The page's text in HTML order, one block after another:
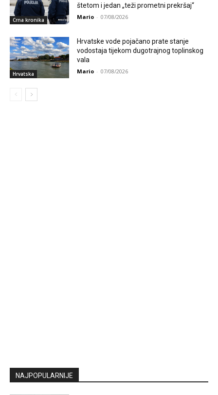
Crna kronika
štetom i jedan „teži prometni prekršaj“
Mario - 07/08/2026
Hrvatska
Hrvatske vode pojačano prate stanje
vodostaja tijekom dugotrajnog toplinskog
vala
Mario - 07/08/2026
NAJPOPULARNIJE